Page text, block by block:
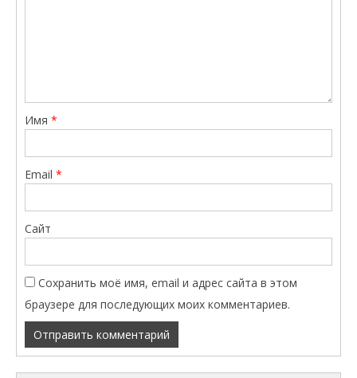
Имя *
Email *
Сайт
Сохранить моё имя, email и адрес сайта в этом
браузере для последующих моих комментариев.